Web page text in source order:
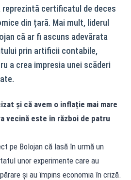
certificatul de deces
din țară. Mai mult, liderul
că ar fi ascuns adevărata
prin artificii contabile,
a crea impresia unei scăderi
și că avem o inflație mai mare
vecină este în război de patru
pe Bolojan că lasă în urmă un
unor experimente care au
și au împins economia în criză.